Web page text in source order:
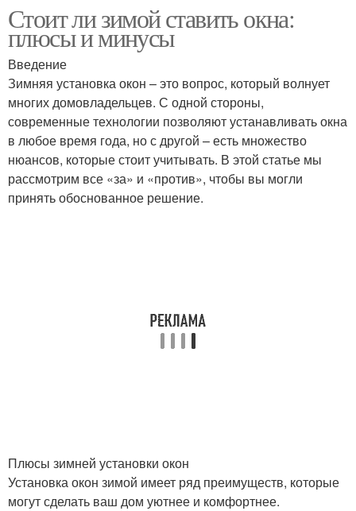
герметичность
установки
Шум от установки Время для установки
Условия для установки
установки
Стоит ли зимой ставить окна:
плюсы и минусы
Введение
Зимняя установка окон – это вопрос, который волнует
многих домовладельцев. С одной стороны,
современные технологии позволяют устанавливать окна
в любое время года, но с другой – есть множество
нюансов, которые стоит учитывать. В этой статье мы
рассмотрим все «за» и «против», чтобы вы могли
принять обоснованное решение.
Плюсы зимней установки окон
Установка окон зимой имеет ряд преимуществ, которые
могут сделать ваш дом уютнее и комфортнее.